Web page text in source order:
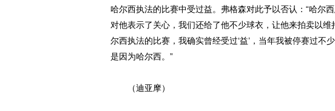
哈尔西执法的比赛中受过益。弗格森对此予以否认：“哈尔
对他表示了关心，我们还给了他不少球衣，让他来拍卖以维
尔西执法的比赛，我确实曾经受过‘益’，当年我被停赛过不
是因为哈尔西。”
（迪亚摩）